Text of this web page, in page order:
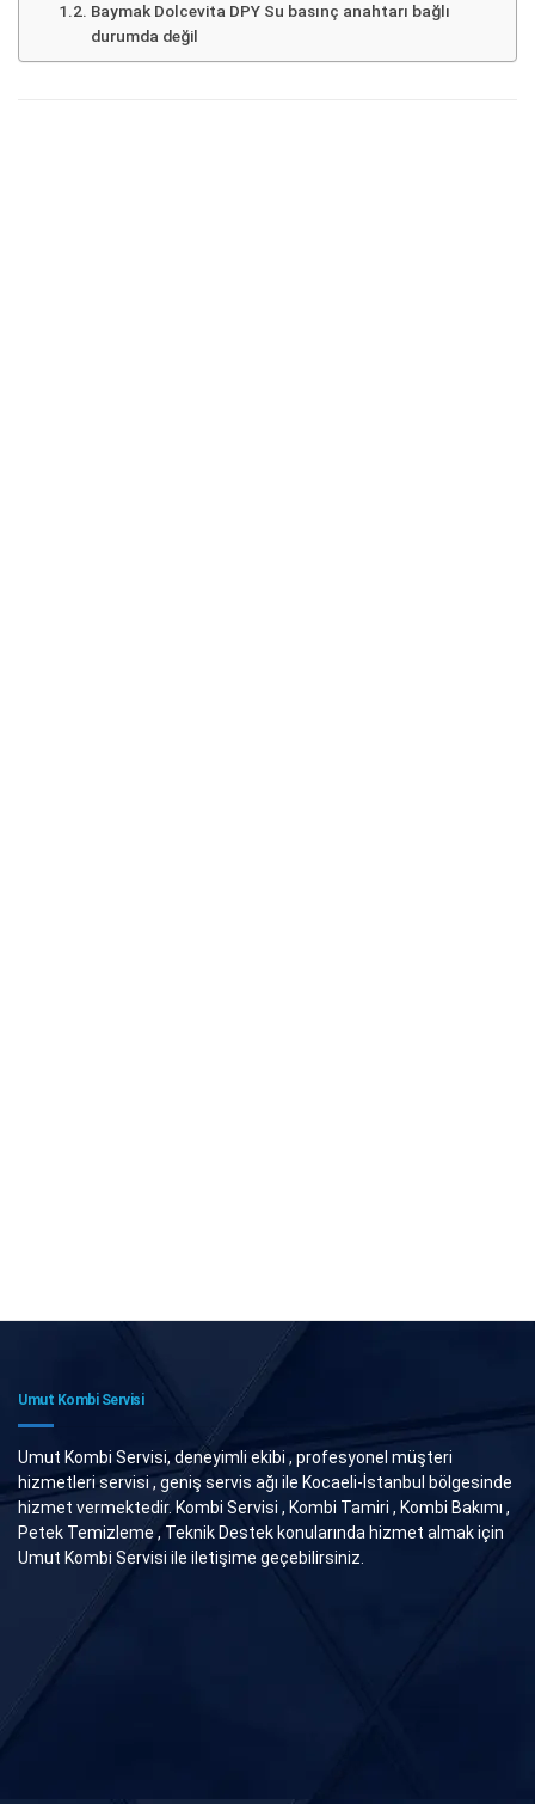
Baymak Dolcevita DPY Su basınç anahtarı bağlı
durumda değil
Umut Kombi Servisi
Umut Kombi Servisi, deneyimli ekibi , profesyonel müşteri
hizmetleri servisi , geniş servis ağı ile Kocaeli-İstanbul bölgesinde
hizmet vermektedir. Kombi Servisi , Kombi Tamiri , Kombi Bakımı ,
Petek Temizleme , Teknik Destek konularında hizmet almak için
Umut Kombi Servisi ile iletişime geçebilirsiniz.